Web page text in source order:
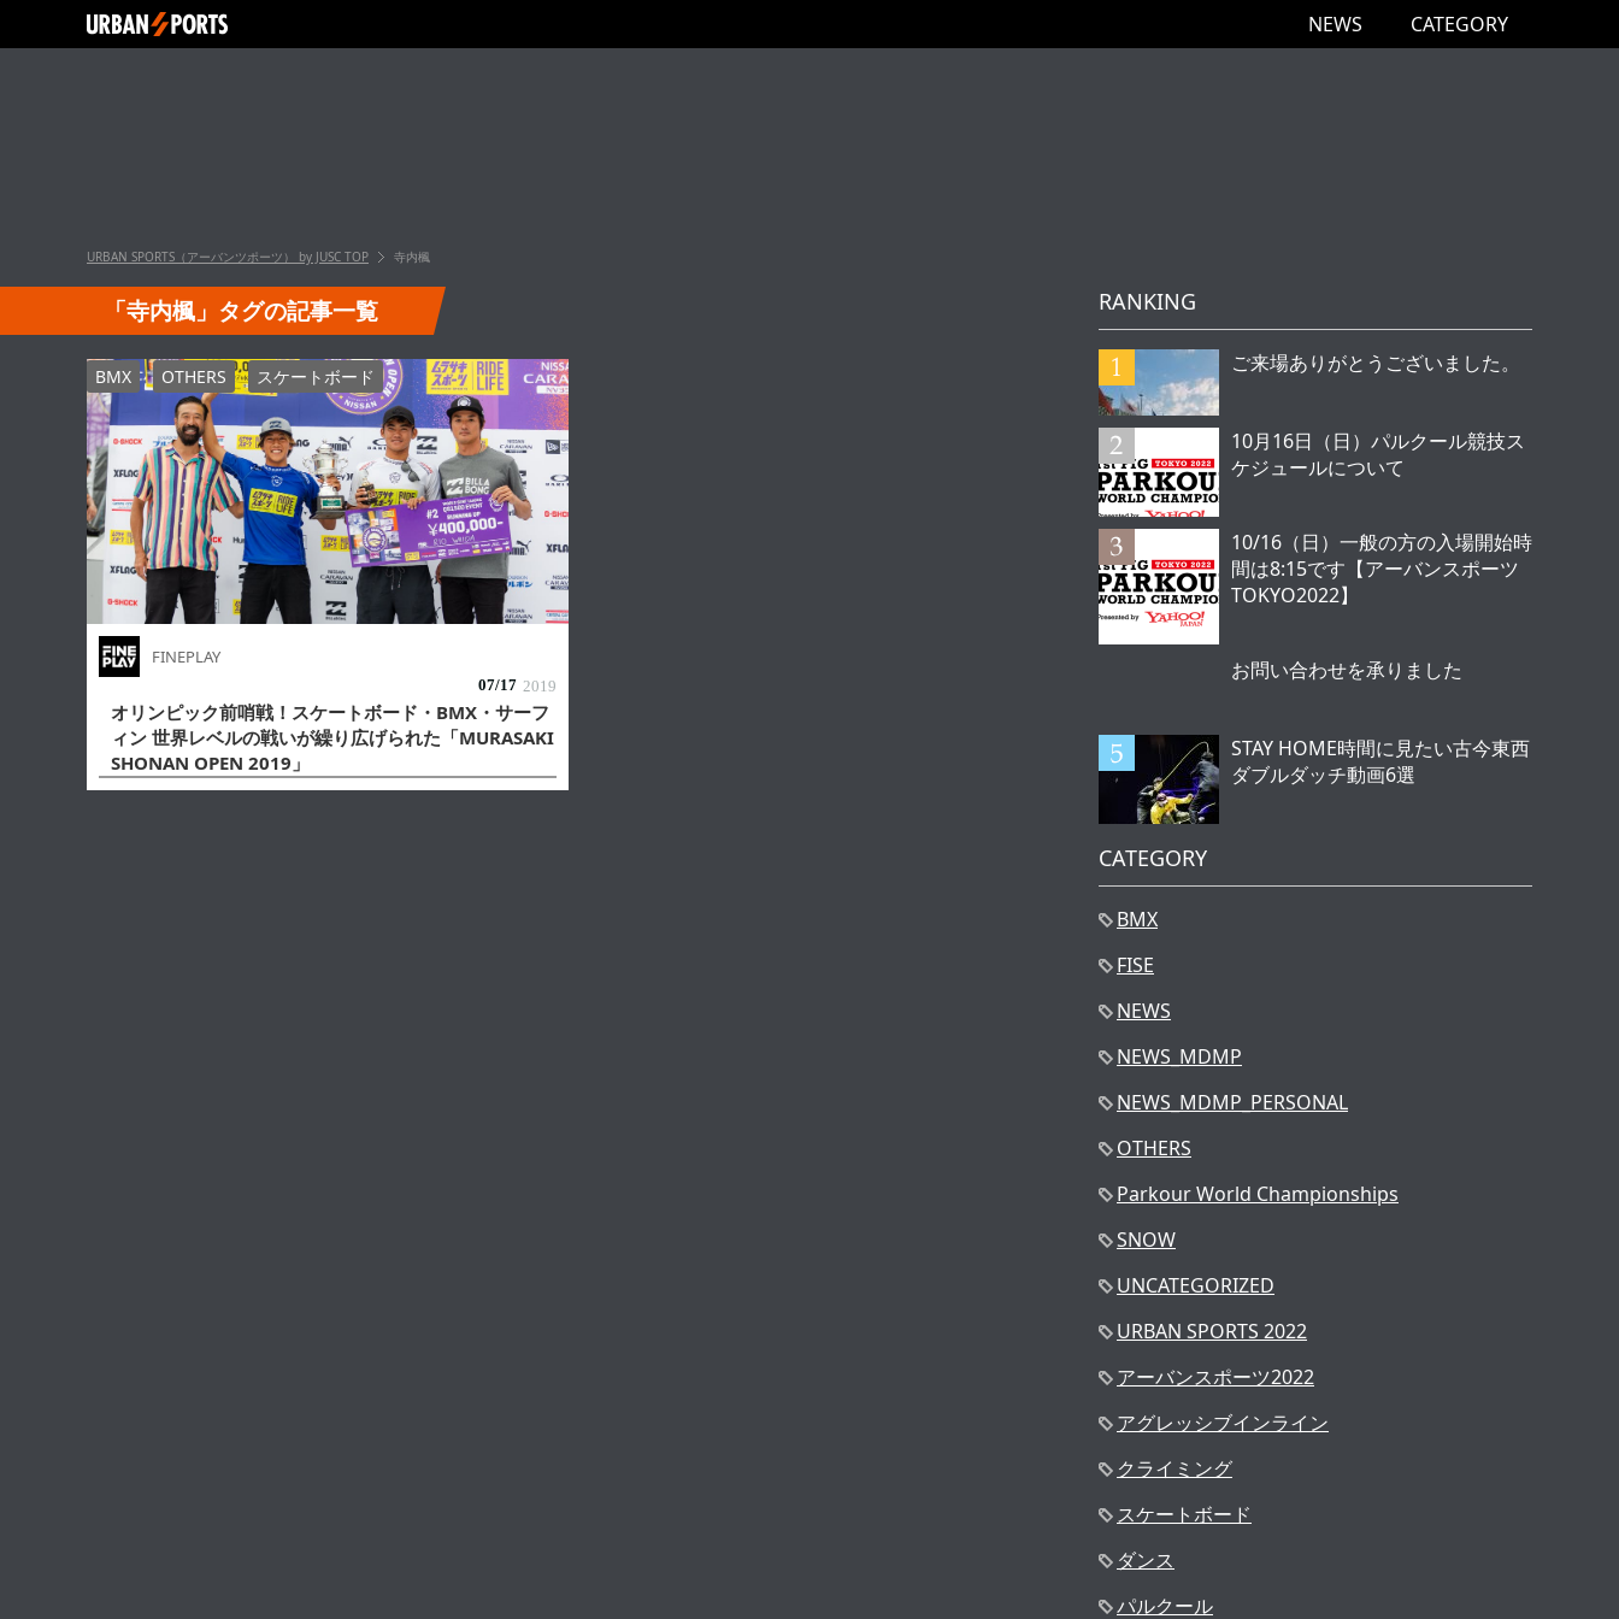
NEWS CATEGORY
URBAN SPORTS（アーバンツポーツ） by JUSC TOP 寺内楓
「寺内楓」タグの記事一覧
BMX OTHERS スケートボード
FINEPLAY
07/17 2019
オリンピック前哨戦！スケートボード・BMX・サーフ
ィン 世界レベルの戦いが繰り広げられた「MURASAKI
SHONAN OPEN 2019」
RANKING
ご来場ありがとうございました。
10月16日（日）パルクール競技ス
ケジュールについて
10/16（日）一般の方の入場開始時
間は8:15です【アーバンスポーツ
TOKYO2022】
お問い合わせを承りました
STAY HOME時間に見たい古今東西
ダブルダッチ動画6選
CATEGORY
BMX
FISE
NEWS
NEWS_MDMP
NEWS_MDMP_PERSONAL
OTHERS
Parkour World Championships
SNOW
UNCATEGORIZED
URBAN SPORTS 2022
アーバンスポーツ2022
アグレッシブインライン
クライミング
スケートボード
ダンス
パルクール